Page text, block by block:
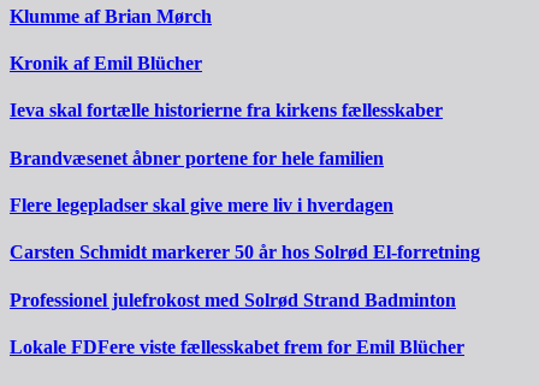
Klumme af Brian Mørch
Kronik af Emil Blücher
Ieva skal fortælle historierne fra kirkens fællesskaber
Brandvæsenet åbner portene for hele familien
Flere legepladser skal give mere liv i hverdagen
Carsten Schmidt markerer 50 år hos Solrød El-forretning
Professionel julefrokost med Solrød Strand Badminton
Lokale FDFere viste fællesskabet frem for Emil Blücher